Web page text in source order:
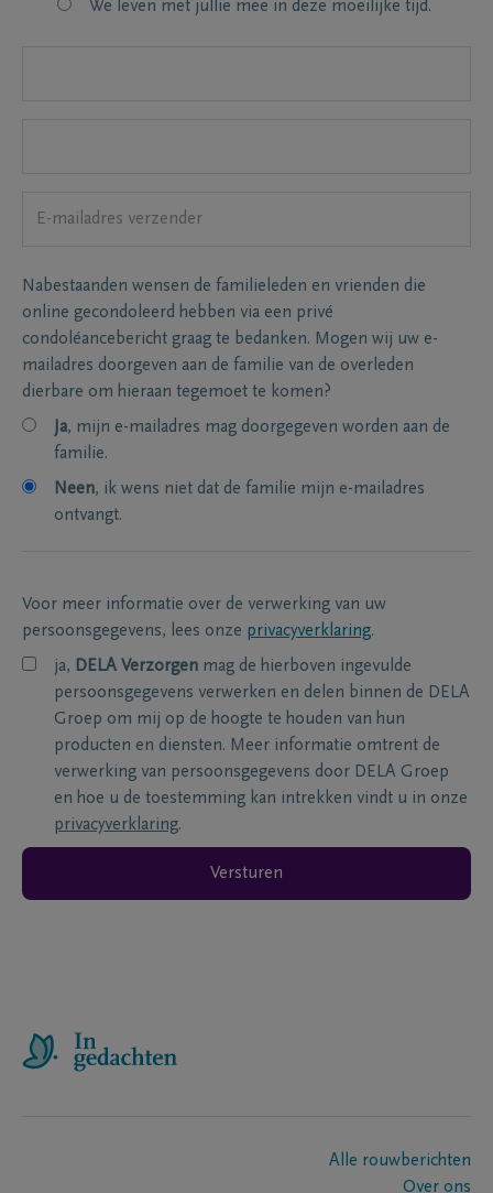
We leven met jullie mee in deze moeilijke tijd.
Nabestaanden wensen de familieleden en vrienden die
online gecondoleerd hebben via een privé
condoléancebericht graag te bedanken. Mogen wij uw e-
mailadres doorgeven aan de familie van de overleden
dierbare om hieraan tegemoet te komen?
Ja, mijn e-mailadres mag doorgegeven worden aan de
familie.
Neen, ik wens niet dat de familie mijn e-mailadres
ontvangt.
Voor meer informatie over de verwerking van uw
persoonsgegevens, lees onze privacyverklaring.
ja, DELA Verzorgen mag de hierboven ingevulde
persoonsgegevens verwerken en delen binnen de DELA
Groep om mij op de hoogte te houden van hun
producten en diensten. Meer informatie omtrent de
verwerking van persoonsgegevens door DELA Groep
en hoe u de toestemming kan intrekken vindt u in onze
privacyverklaring.
Versturen
Alle rouwberichten
Over ons